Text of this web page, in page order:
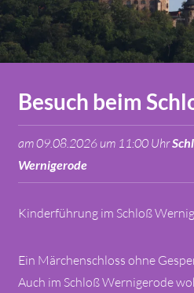
Besuch beim
am 09.08.2026 um 11:00 Uhr
Wernigerode
Kinderführung im Schloß
Ein Märchenschloss ohne
Auch im Schloß Wernigerode